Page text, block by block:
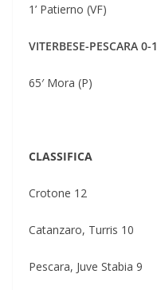
1’ Patierno (VF)
VITERBESE-PESCARA 0-1
65′ Mora (P)
CLASSIFICA
Crotone 12
Catanzaro, Turris 10
Pescara, Juve Stabia 9